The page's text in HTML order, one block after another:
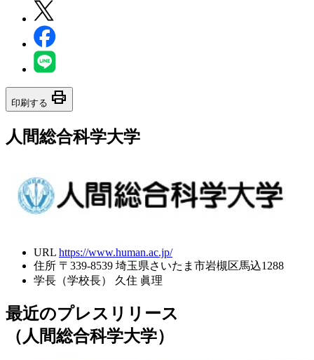
印刷する print
人間総合科学大学
URL https://www.human.ac.jp/
住所 〒339-8539 埼玉県さいたま市岩槻区馬込1288
学長（学校長）
久住 眞理
最近のプレスリリース
（人間総合科学大学）